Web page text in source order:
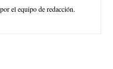
el equipo de redacción.